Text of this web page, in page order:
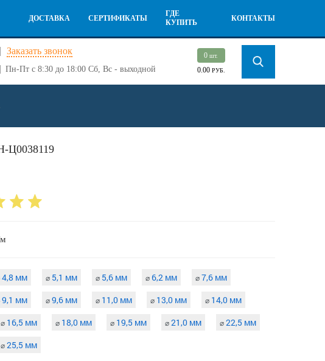
ДОСТАВКА СЕРТИФИКАТЫ
ГДЕ
КУПИТЬ
КОНТАКТЫ
Заказать звонок
Пн-Пт с 8:30 до 18:00 Сб, Вс - выходной
0шт.
0.00 РУБ.
Ц0038119
4,8 мм ⌀5,1 мм ⌀5,6 мм ⌀6,2 мм ⌀7,6 мм
9,1 мм ⌀9,6 мм ⌀11,0 мм ⌀13,0 мм ⌀14,0 мм
⌀16,5 мм ⌀18,0 мм ⌀19,5 мм ⌀21,0 мм ⌀22,5 мм
⌀25,5 мм